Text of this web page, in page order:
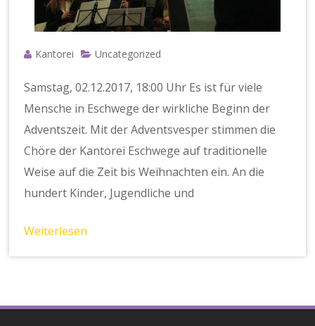
Kantorei Uncategorized
Samstag, 02.12.2017, 18:00 Uhr Es ist für viele
Mensche in Eschwege der wirkliche Beginn der
Adventszeit. Mit der Adventsvesper stimmen die
Chöre der Kantorei Eschwege auf traditionelle
Weise auf die Zeit bis Weihnachten ein. An die
hundert Kinder, Jugendliche und
Weiterlesen